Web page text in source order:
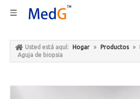
Usted está aquí: Hogar » Productos »
Aguja de biopsia